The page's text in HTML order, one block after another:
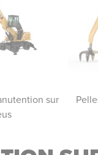
sur